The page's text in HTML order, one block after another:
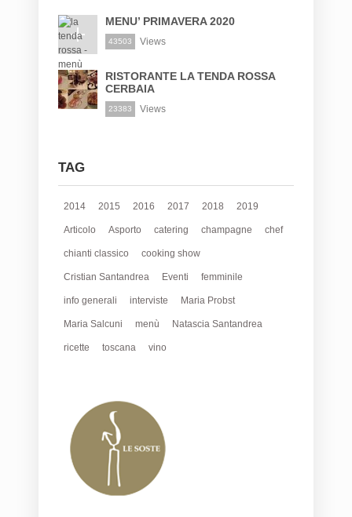
MENU’ PRIMAVERA 2020
43503 Views
RISTORANTE LA TENDA ROSSA
CERBAIA
23383 Views
TAG
2014 2015 2016 2017 2018 2019
Articolo Asporto catering champagne chef
chianti classico cooking show
Cristian Santandrea Eventi femminile
info generali interviste Maria Probst
Maria Salcuni menù Natascia Santandrea
ricette toscana vino